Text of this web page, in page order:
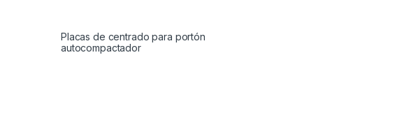
Placas de centrado para portón
autocompactador